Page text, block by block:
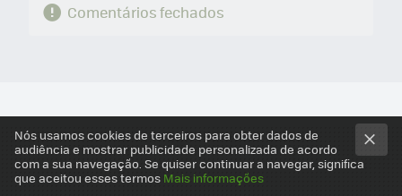
Comentários fechados
Nós usamos cookies de terceiros para obter dados de
audiência e mostrar publicidade personalizada de acordo
com a sua navegação. Se quiser continuar a navegar, significa
que aceitou esses termos Mais informações